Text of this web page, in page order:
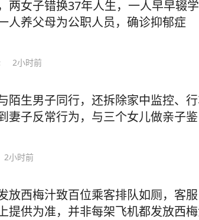
两女子错换37年人生，一人早早辍学
人养父母为公职人员，确诊抑郁症
2小时前
陌生男子同行，还拆除家中监控、
妻子反常行为，与三个女儿做亲子鉴
2小时前
放西梅汁致百位乘客排队如厕，客服
提供为准，并非每架飞机都发放西